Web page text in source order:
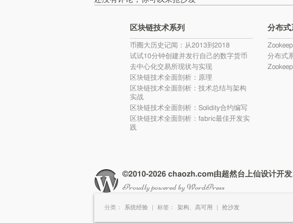
分类： 系统经验 标签： 架构 高可用 抢沙发
区块链技术系列
币圈大历史记闻：从2013到2018
试试10分钟创建并发行自己的数字货币
去中心化交易所现状与实现
区块链技术全面剖析：原理
区块链技术全面剖析：技术总结与架构
实战
区块链技术全面剖析：Solidity合约编写
区块链技术全面剖析：fabric最佳开发实
践
分布式
分布式
©2010-2026 chaozh.com由超然台上仙设计开
Proudly powered by WordPress